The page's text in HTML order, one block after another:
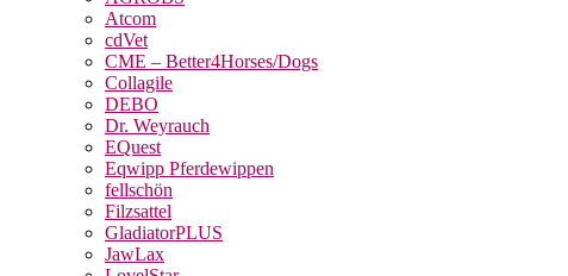
Atcom
cdVet
CME – Better4Horses/Dogs
Collagile
DEBO
Dr. Weyrauch
EQuest
Eqwipp Pferdewippen
fellschön
Filzsattel
GladiatorPLUS
JawLax